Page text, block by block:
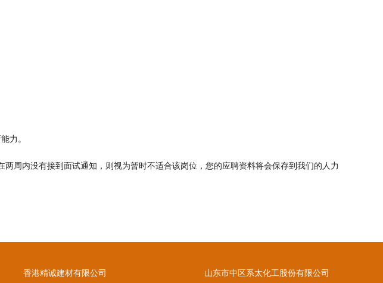
力。
两周内没有接到面试通知，则视为暂时不适合该岗位，您的应聘资料将会保存到我们的人力
香港精诚建材有限公司 山东市中区系太化工股份有限公司